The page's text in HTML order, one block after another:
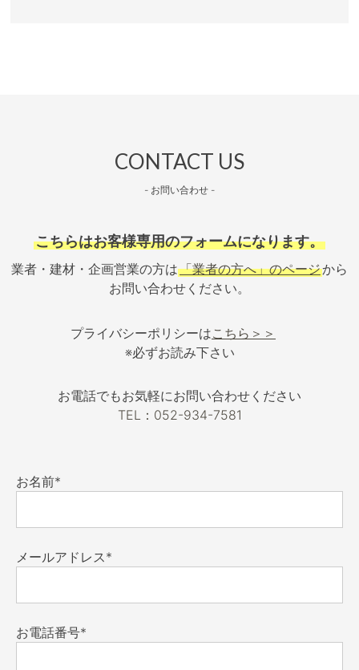
CONTACT US
- お問い合わせ -
こちらはお客様専用のフォームになります。
業者・建材・企画営業の方は「業者の方へ」のページから
お問い合わせください。
プライバシーポリシーはこちら＞＞
※必ずお読み下さい
お電話でもお気軽にお問い合わせください
TEL：052-934-7581
お名前*
メールアドレス*
お電話番号*